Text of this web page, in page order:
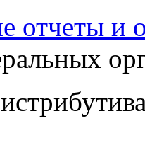
отчеты и